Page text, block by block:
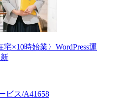
宅×10時始業〉WordPress運
ビス/A41658